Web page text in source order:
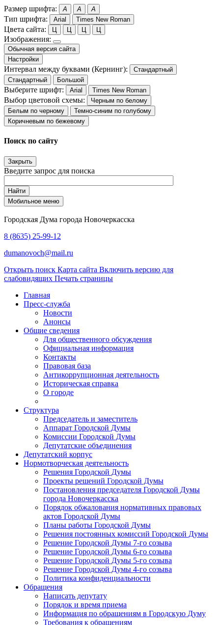
Размер шрифта: A A A
Тип шрифта: Arial Times New Roman
Цвета сайта: Ц Ц Ц Ц
Изображения:
Обычная версия сайта
Настройки
Интервал между буквами (Кернинг):
Стандартный
Стандартный
Большой
Выберите шрифт: Arial Times New Roman
Выбор цветовой схемы:
Черным по белому
Белым по черному
Темно-синим по голубому
Коричневым по бежевому
Поиск по сайту
Закрыть
Введите запрос для поиска
Найти
Мобильное меню
Городская Дума города Новочеркасска
8 (8635) 25-99-12
dumanovoch@mail.ru
Открыть поиск Карта сайта Включить версию для
слабовидящих Печать страницы
Главная
Пресс-служба
Новости
Анонсы
Общие сведения
Для общественного обсуждения
Официальная информация
Контакты
Правовая база
Антикоррупционная деятельность
Историческая справка
О городе
Структура
Председатель и заместитель
Аппарат Городской Думы
Комиссии Городской Думы
Депутатские объединения
Депутатский корпус
Нормотворческая деятельность
Решения Городской Думы
Проекты решений Городской Думы
Постановления председателя Городской Думы
города Новочеркасска
Порядок обжалования нормативных правовых
актов Городской Думы
Планы работы Городской Думы
Решения постоянных комиссий Городской Думы
Решение Городской Думы 7-го созыва
Решение Городской Думы 6-го созыва
Решение Городской Думы 5-го созыва
Решение Городской Думы 4-го созыва
Политика конфиденциальности
Обращения
Написать депутату
Порядок и время приема
Информация по обращениям в Городскую Думу
Требования к обращениям